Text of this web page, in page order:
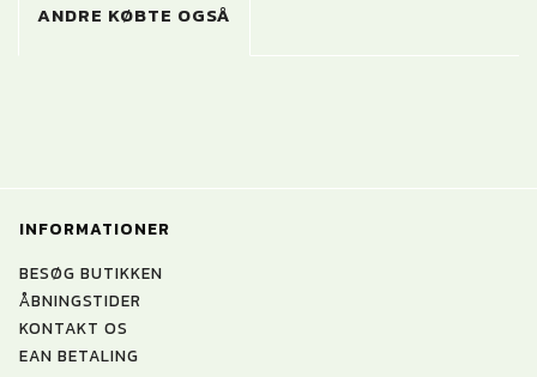
ANDRE KØBTE OGSÅ
INFORMATIONER
BESØG BUTIKKEN
ÅBNINGSTIDER
KONTAKT OS
EAN BETALING